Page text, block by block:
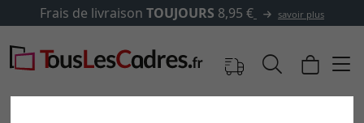
Frais de livraison TOUJOURS 8,95 € savoir plus